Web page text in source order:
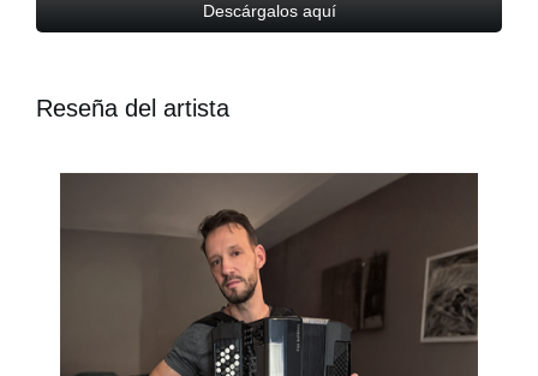
Descárgalos aquí
Reseña del artista